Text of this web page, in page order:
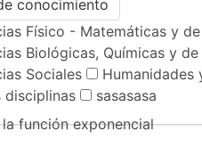
conocimiento
Físico - Matemáticas y
Biológicas, Químicas y de
Sociales
Humanidades
disciplinas
sasasasa
función exponencial